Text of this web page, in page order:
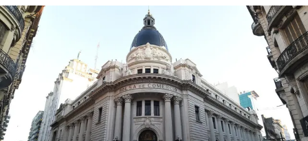
Agenda
Regionales
Clima
Agronegocios
Mercados